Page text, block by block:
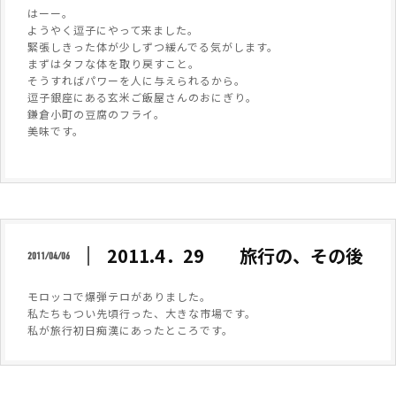
はーー。
ようやく逗子にやって来ました。
緊張しきった体が少しずつ緩んでる気がします。
まずはタフな体を取り戻すこと。
そうすればパワーを人に与えられるから。
逗子銀座にある玄米ご飯屋さんのおにぎり。
鎌倉小町の豆腐のフライ。
美味です。
2011/04/06 2011.4．29 旅行の、その後
モロッコで爆弾テロがありました。
私たちもつい先頃行った、大きな市場です。
私が旅行初日痴漢にあったところです。